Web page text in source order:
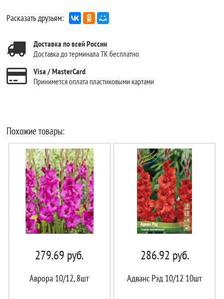
Расказать друзьям:
Доставка по всей России
Доставка до терминала ТК бесплатно
Visa / MasterCard
Принимется оплата пластиковыми картами
Похожие товары:
279.69 руб.
Аврора 10/12, 8шт
286.92 руб.
Адванс Рэд 10/12 10шт